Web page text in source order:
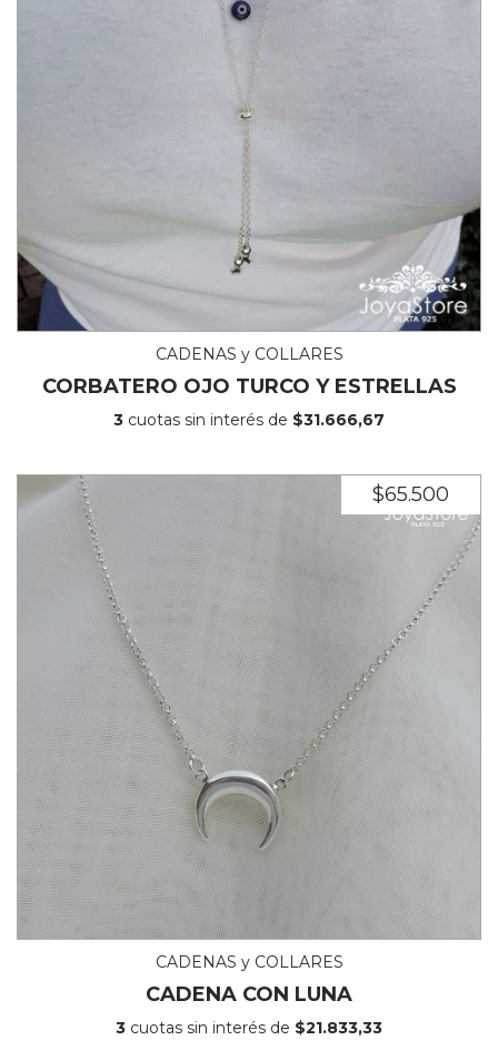
CADENAS y COLLARES
CORBATERO OJO TURCO Y ESTRELLAS
3 cuotas sin interés de $31.666,67
$65.500
CADENAS y COLLARES
CADENA CON LUNA
3 cuotas sin interés de $21.833,33